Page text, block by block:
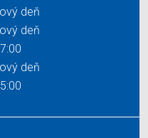
deň
deň
deň